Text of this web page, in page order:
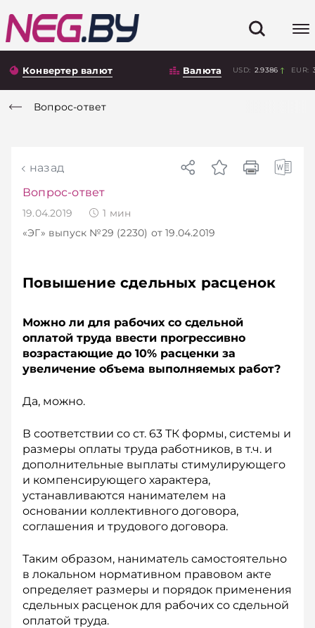
Конвертер валют Валюта USD: 2.9386 EUR:
Вопрос-ответ
назад
Вопрос-ответ
19.04.2019 1 мин
«ЭГ» выпуск №29 (2230) от 19.04.2019
Повышение сдельных расценок
Можно ли для рабочих со сдельной
оплатой труда ввести прогрессивно
возрастающие до 10% расценки за
увеличение объема выполняемых работ?
Да, можно.
В соответствии со ст. 63 ТК формы, системы и
размеры оплаты труда работников, в т.ч. и
дополнительные выплаты стимулирующего
и компенсирующего характера,
устанавливаются нанимателем на
основании коллективного договора,
соглашения и трудового договора.
Таким образом, наниматель самостоятельно
в локальном нормативном правовом акте
определяет размеры и порядок применения
сдельных расценок для рабочих со сдельной
оплатой труда.